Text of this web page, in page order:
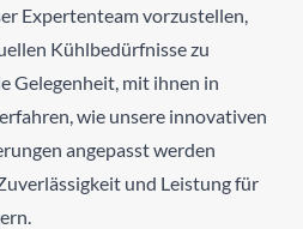
Expertenteam vorzustellen,
Kühlbedürfnisse zu
Gelegenheit, mit ihnen in
wie unsere innovativen
angepasst werden
und Leistung für